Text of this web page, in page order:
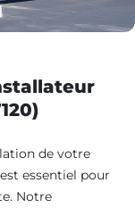
de votre
essentiel pour
Notre